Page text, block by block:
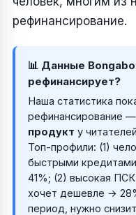
рефинансирование.
📊 Данные
рефинансирует?
Наша статистика
рефинансирование —
продукт у
Топ-профили: (1)
быстрыми
41%; (2) высокая
хочет дешевле →
период, нужно